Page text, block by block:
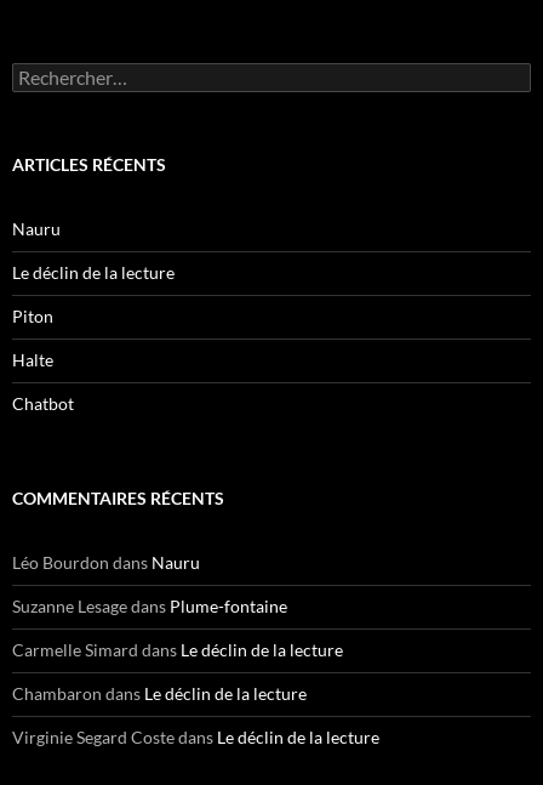
Rechercher :
ARTICLES RÉCENTS
Nauru
Le déclin de la lecture
Piton
Halte
Chatbot
COMMENTAIRES RÉCENTS
Léo Bourdon dans Nauru
Suzanne Lesagedans Plume-fontaine
Carmelle Simard dans Le déclin de la lecture
Chambaron dans Le déclin de la lecture
Virginie Segard Costedans Le déclin de la lecture